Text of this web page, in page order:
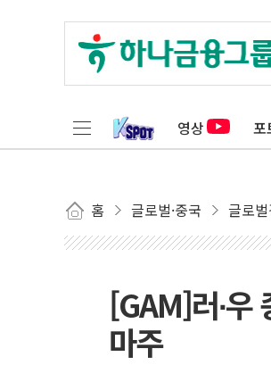
영상 포
홈 글로벌·중국 글로
[GAM]러∙우
마주